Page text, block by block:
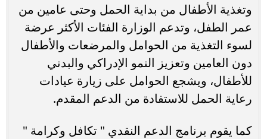
وتغذیة الأطفال من بدایة الحمل وحتى عامین من
عمر الطفل، وتدعم الوزارة الفئات الأكثر عرضة
لسوء التغذیة من الحوامل والمرضعات والأطفال
دون العامین وتعزیز النمو الإدراكي والبدني
للأطفال، ویشجع الحوامل على زیارة عیادات
رعایة الحمل للاستفادة من الدعم المقدم.
كما يقوم برنامج الدعم النقدي " تكافل وكرامة "